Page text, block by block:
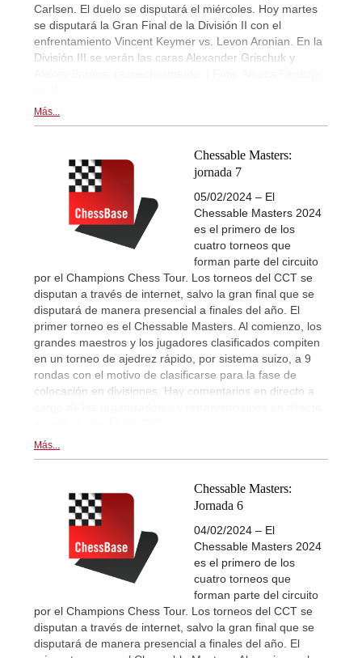
Carlsen. El duelo se disputará el miércoles. Hoy martes
se disputará la Gran Final de la División II con el
enfrentamiento Vincent Keymer vs. Levon Aronian. En la
División III se verán las caras Alexander Grischuk y
Más...
Chessable Masters:
jornada 7
05/02/2024 – El
Chessable Masters 2024
es el primero de los
cuatro torneos que
forman parte del circuito
por el Champions Chess Tour. Los torneos del CCT se
disputan a través de internet, salvo la gran final que se
disputará de manera presencial a finales del año. El
primer torneo es el Chessable Masters. Al comienzo, los
grandes maestros y los jugadores clasificados compiten
en un torneo de ajedrez rápido, por sistema suizo, a 9
rondas con el motivo de clasificarse para la fase de
colocación en divisiones. Hay comentarios en directo a
Más...
Chessable Masters:
Jornada 6
04/02/2024 – El
Chessable Masters 2024
es el primero de los
cuatro torneos que
forman parte del circuito
por el Champions Chess Tour. Los torneos del CCT se
disputan a través de internet, salvo la gran final que se
disputará de manera presencial a finales del año. El